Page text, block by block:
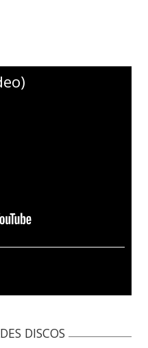
DISCOS